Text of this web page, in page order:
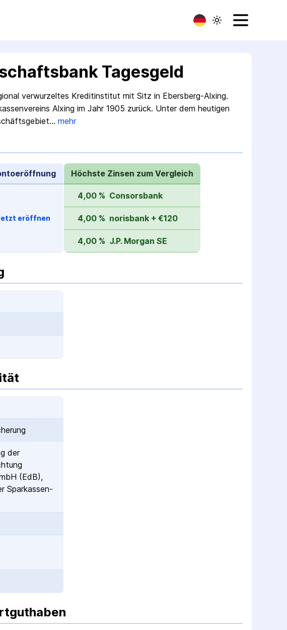
Tagesgeld
verwurzeltes Kredit­institut mit Sitz in Ebersberg-Alxing.
Alxing im Jahr 1905 zurück. Unter dem heutigen
mehr
eröffnen
Höchste Zinsen zum Vergleich
4,00 % Consorsbank
4,00 % norisbank + €120
4,00 % J.P. Morgan SE
der
(EdB),
Sparkassen-